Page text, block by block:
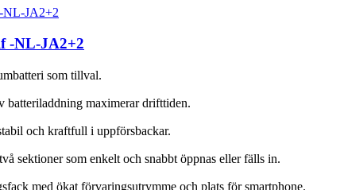
-NL-JA2+2
som tillval.
batteriladdning maximerar drifttiden.
och kraftfull i uppförsbackar.
sektioner som enkelt och snabbt öppnas eller fälls in.
med ökat förvaringsutrymme och plats för smartphone.